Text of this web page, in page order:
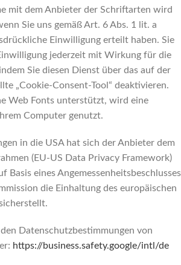
mit dem Anbieter der Schriftarten wird
Sie uns gemäß Art. 6 Abs. 1 lit. a
Einwilligung erteilt haben. Sie
jederzeit mit Wirkung für die
Sie diesen Dienst über das auf der
„Cookie-Consent-Tool“ deaktivieren.
Web Fonts unterstützt, wird eine
Computer genutzt.
in die USA hat sich der Anbieter dem
(EU-US Data Privacy Framework)
Basis eines Angemessenheitsbeschlusses
die Einhaltung des europäischen
Datenschutzbestimmungen von
https://business.safety.google/intl /de